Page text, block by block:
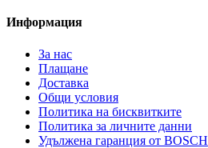
Информация
За нас
Плащане
Доставка
Общи условия
Политика на бисквитките
Политика за личните данни
Удължена гаранция от BOSCH